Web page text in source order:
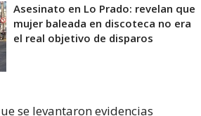
Asesinato en Lo Prado: revelan que
mujer baleada en discoteca no era
el real objetivo de disparos
se levantaron evidencias